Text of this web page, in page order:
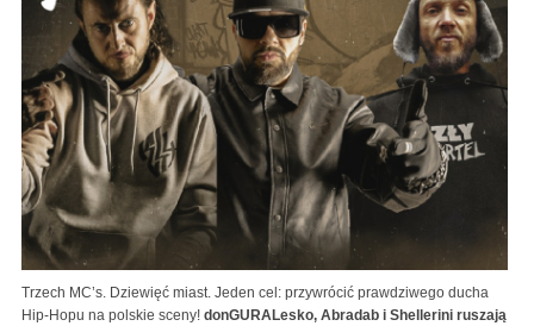
Trzech MC’s. Dziewięć miast. Jeden cel: przywrócić prawdziwego ducha
Hip-Hopu na polskie sceny! donGURALesko, Abradab i Shellerini ruszają